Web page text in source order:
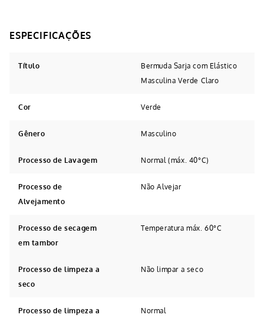
Título
Bermuda Sarja com Elástico
Masculina Verde Claro
Cor Verde
Gênero Masculino
Processo de Lavagem Normal (máx. 40°C)
Processo de
Alvejamento
Não Alvejar
Processo de secagem
em tambor
Temperatura máx. 60°C
Processo de limpeza a
seco
Não limpar a seco
Processo de limpeza a
Normal